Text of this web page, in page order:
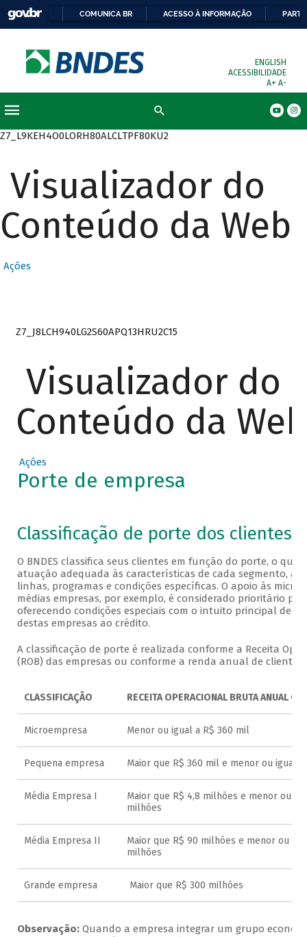
COMUNICA BR ACESSO À INFORMAÇÃO
ENGLISH
ACESSIBILIDADE
A+ A-
Z7_L9KEH4O0LORH80ALCLTPF80KU2
Visualizador do
Conteúdo da Web
Ações
Z7_J8LCH940LG2S60APQ13HRU2C15
Visualizador do
Conteúdo da Web
Ações
Porte de empresa
Veja a classificação a seguir
Classificação de porte dos clientes
O BNDES classifica seus clientes em função do porte, o que
atuação adequada às características de cada segmento,
linhas, programas e condições específicas. O apoio às micro,
médias empresas, por exemplo, é considerado prioritário pelo
oferecendo condições especiais com o intuito principal de
destas empresas ao crédito.
A classificação de porte é realizada conforme a Receita
(ROB) das empresas ou conforme a renda anual de clientes
CLASSIFICAÇÃO RECEITA OPERACIONAL BRUTA ANUAL
Microempresa Menor ou igual a R$ 360 mil
Pequena empresa Maior que R$ 360 mil e menor ou igual
Média Empresa I
Maior que R$ 4,8 milhões e menor ou
milhões
Média Empresa II
Maior que R$ 90 milhões e menor ou
milhões
Grande empresa Maior que R$ 300 milhões
Observação:Quando a empresa integrar um grupo